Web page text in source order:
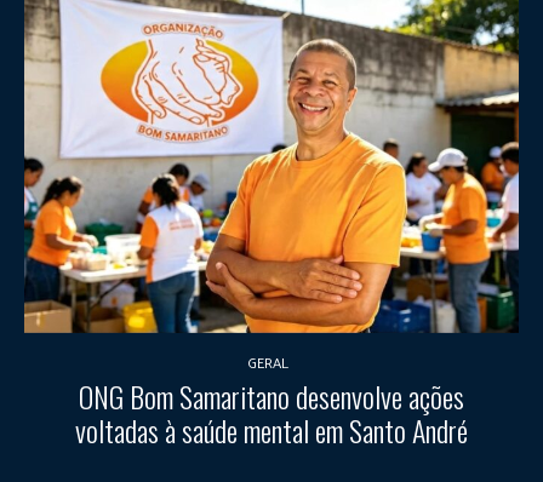
GERAL
ONG Bom Samaritano desenvolve ações
voltadas à saúde mental em Santo André